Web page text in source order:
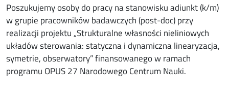
Poszukujemy osoby do pracy na stanowisku adiunkt (k/m)
w grupie pracowników badawczych (post-doc) przy
realizacji projektu „Strukturalne własności nieliniowych
układów sterowania: statyczna i dynamiczna linearyzacja,
symetrie, obserwatory” finansowanego w ramach
programu OPUS 27 Narodowego Centrum Nauki.